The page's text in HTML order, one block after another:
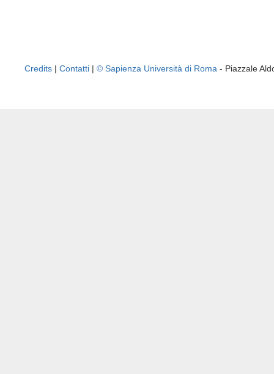
Credits | Contatti | © Sapienza Università di Roma - Piazzale